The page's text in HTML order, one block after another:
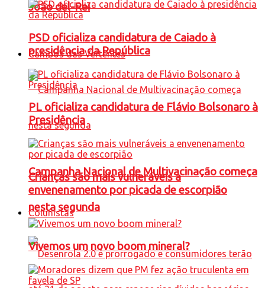
João del-Rei
Campos das Vertentes
Campanha Nacional de Multivacinação começa
nesta segunda
PSD oficializa candidatura de Caiado à
presidência da República
PL oficializa candidatura de Flávio Bolsonaro à
Presidência
Crianças são mais vulneráveis a
envenenamento por picada de escorpião
Colunistas
Vivemos um novo boom mineral?